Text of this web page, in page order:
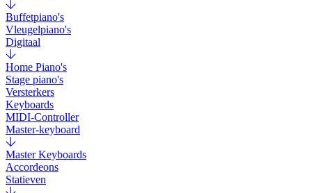
Buffetpiano's
Vleugelpiano's
Digitaal
Home Piano's
Stage piano's
Versterkers
Keyboards
MIDI-Controller
Master-keyboard
Master Keyboards
Accordeons
Statieven